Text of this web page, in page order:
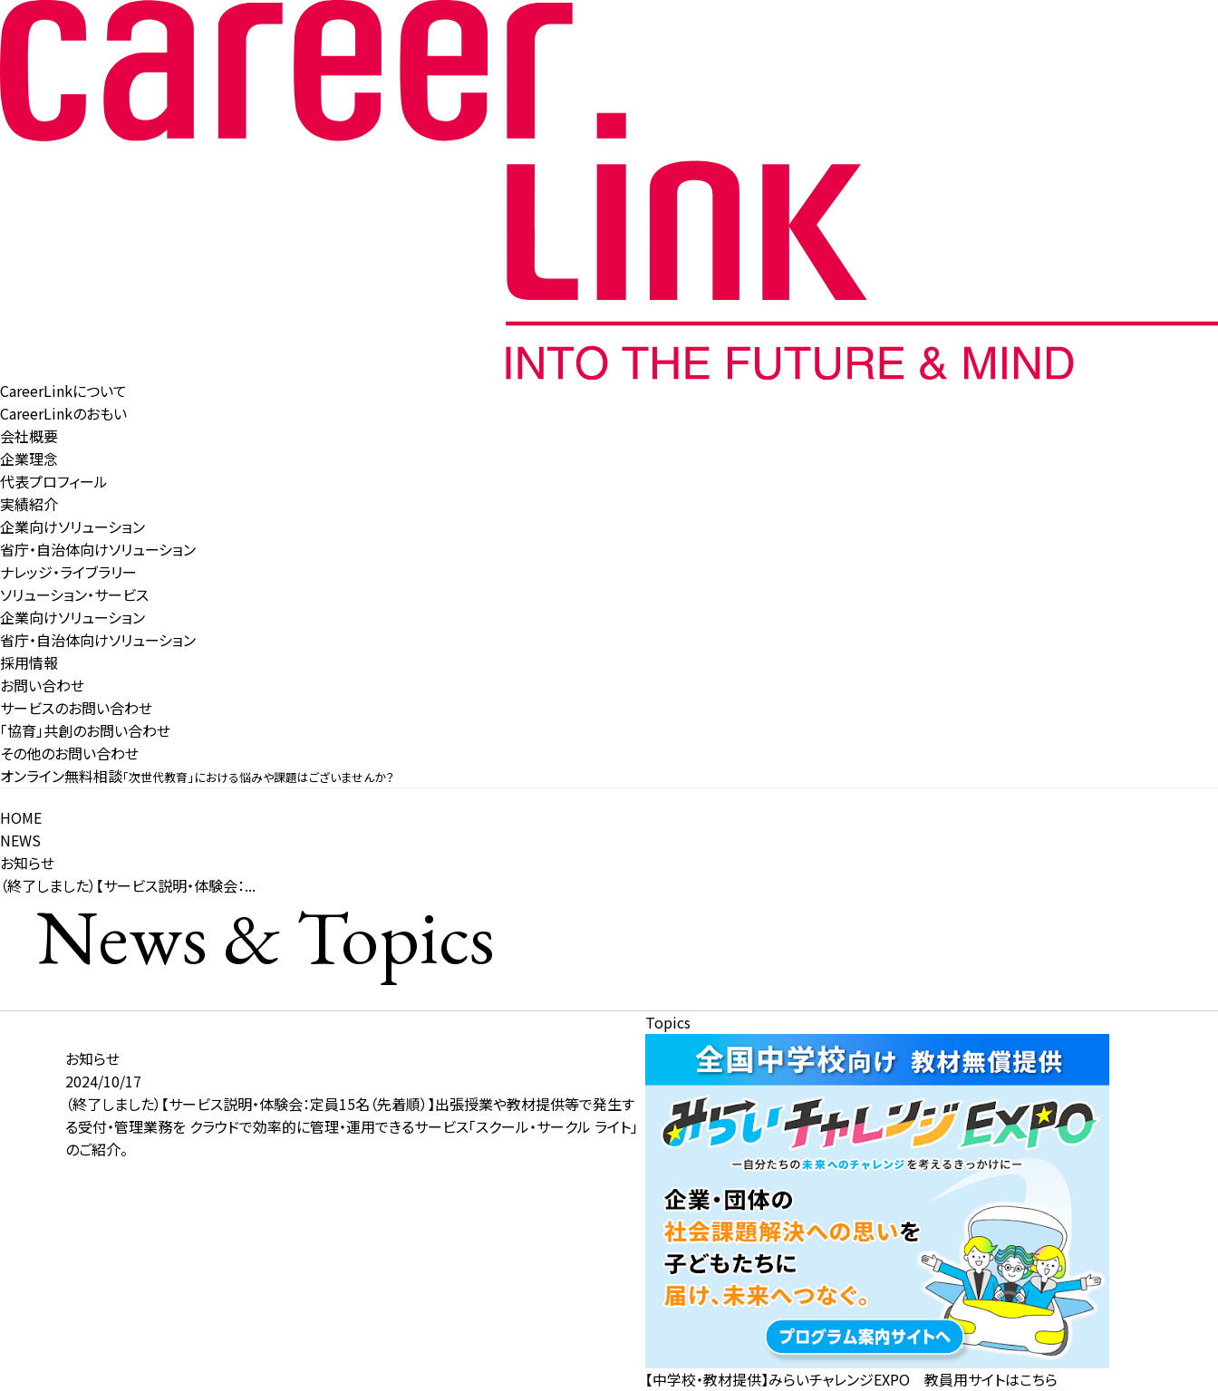
CareerLinkについて
CareerLinkのおもい
会社概要
企業理念
代表プロフィール
実績紹介
企業向けソリューション
省庁・自治体向けソリューション
ナレッジ・ライブラリー
ソリューション・サービス
企業向けソリューション
省庁・自治体向けソリューション
採用情報
お問い合わせ
サービスのお問い合わせ
「協育」共創のお問い合わせ
その他のお問い合わせ
オンライン無料相談「次世代教育」における悩みや課題はございませんか？
HOME
NEWS
お知らせ
（終了しました）【サービス説明・体験会：...
News & Topics
お知らせ
2024/10/17
（終了しました）【サービス説明・体験会：定員15名（先着順）】出張授業や教材提供等で発生す
る受付・管理業務を クラウドで効率的に管理・運用できるサービス「スクール・サークル ライト」
のご紹介。
Topics
【中学校・教材提供】みらいチャレンジEXPO 教員用サイトはこちら